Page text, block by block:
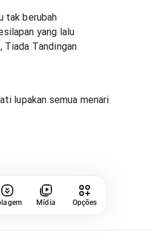
tak berubah
yang lalu
Tiada Tandingan
lupakan semua menari
Mídia Opções